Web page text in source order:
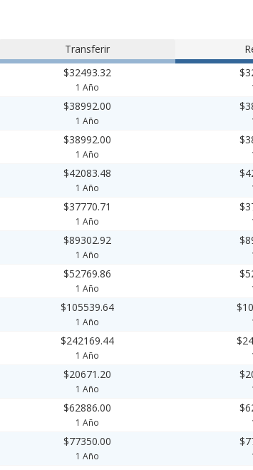
Transferir
$32493.32
1 Año
$38992.00
1 Año
$38992.00
1 Año
$42083.48
1 Año
$37770.71
1 Año
$89302.92
1 Año
$52769.86
1 Año
$105539.64
1 Año
$242169.44
1 Año
$20671.20
1 Año
$62886.00
1 Año
$77350.00
1 Año